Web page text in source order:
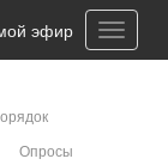
Toggle
эфир
Опросы